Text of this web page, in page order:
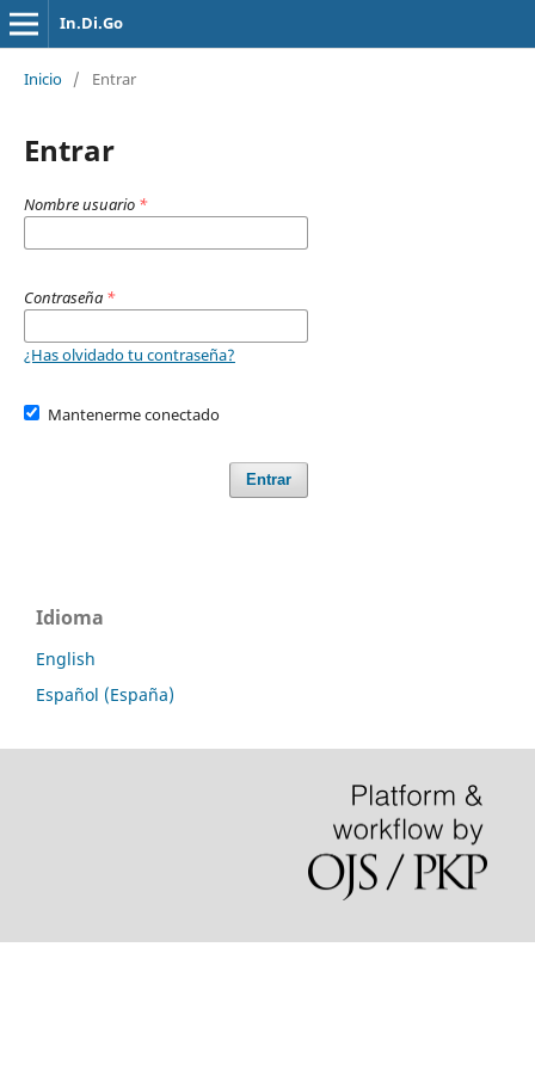
In.Di.Go
Inicio / Entrar
Entrar
Nombre usuario *
Contraseña *
¿Has olvidado tu contraseña?
Mantenerme conectado
Entrar
Idioma
English
Español (España)